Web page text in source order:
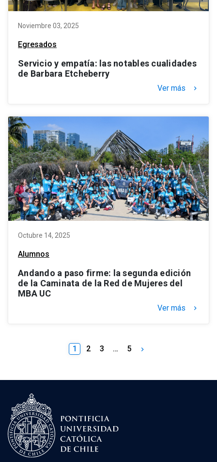
Noviembre 03, 2025
Egresados
Servicio y empatía: las notables cualidades
de Barbara Etcheberry
Ver más keyboard_arrow_right
Octubre 14, 2025
Alumnos
Andando a paso firme: la segunda edición
de la Caminata de la Red de Mujeres del
MBA UC
Ver más keyboard_arrow_right
1 2 3 … 5 keyboard_arrow_right